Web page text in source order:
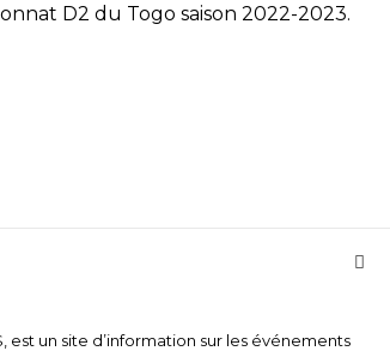
D2 du Togo saison 2022-2023.
est un site d’information sur les événements